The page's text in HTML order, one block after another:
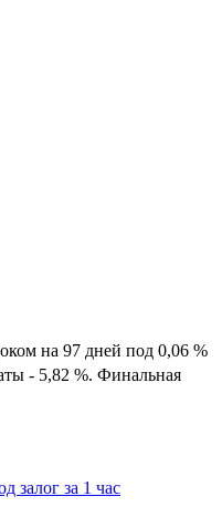
на 97 дней под 0,06 %
- 5,82 %. Финальная
залог за 1 час